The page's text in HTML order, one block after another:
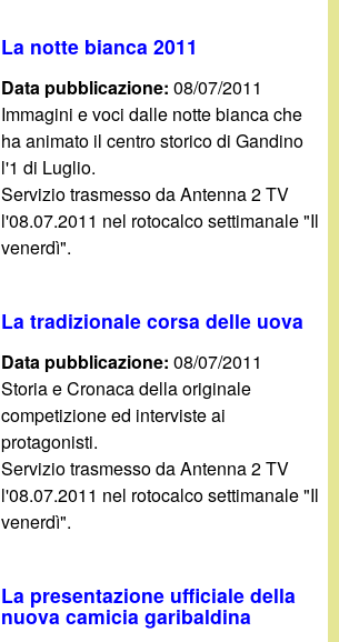
La notte bianca 2011
Data pubblicazione:08/07/2011
Immagini e voci dalle notte bianca che
ha animato il centro storico di Gandino
l'1 di Luglio.
Servizio trasmesso da Antenna 2 TV
l'08.07.2011 nel rotocalco settimanale "Il
venerdì".
La tradizionale corsa delle uova
Data pubblicazione:08/07/2011
Storia e Cronaca della originale
competizione ed interviste ai
protagonisti.
Servizio trasmesso da Antenna 2 TV
l'08.07.2011 nel rotocalco settimanale "Il
venerdì".
La presentazione ufficiale della
nuova camicia garibaldina